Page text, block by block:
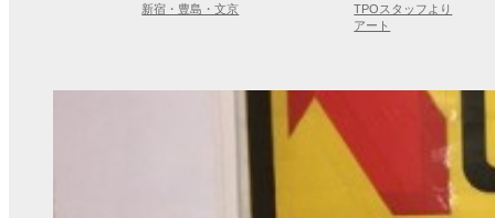
新宿・豊島・文京
TPOスタッフより
アート